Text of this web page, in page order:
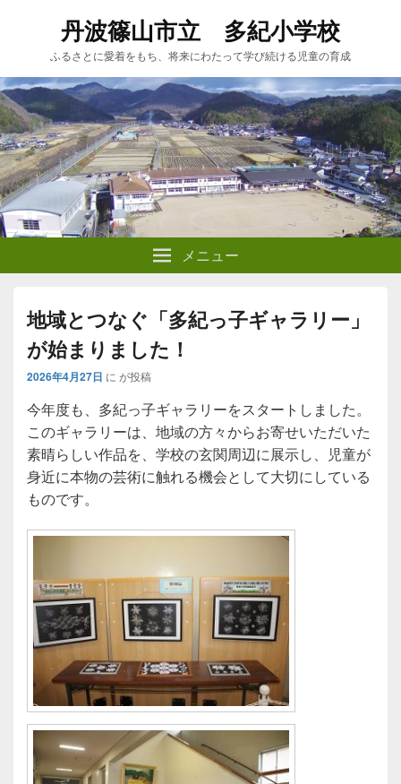
丹波篠山市立 多紀小学校
ふるさとに愛着をもち、将来にわたって学び続ける児童の育成
メニュー
地域とつなぐ「多紀っ子ギャラリー」
が始まりました！
2026年4月27日 に が投稿
今年度も、多紀っ子ギャラリーをスタートしました。
このギャラリーは、地域の方々からお寄せいただいた
素晴らしい作品を、学校の玄関周辺に展示し、児童が
身近に本物の芸術に触れる機会として大切にしている
ものです。